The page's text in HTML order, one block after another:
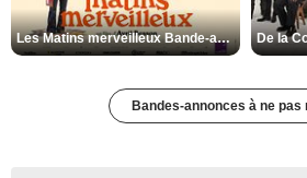
Les Matins merveilleux Bande-annonce VF
Bandes-annonces à ne pas